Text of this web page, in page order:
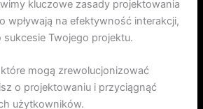
kluczowe zasady projektowania
wpływają na efektywność interakcji,
sukcesie Twojego projektu.
mogą zrewolucjonizować
o projektowaniu i przyciągnąć
użytkowników.